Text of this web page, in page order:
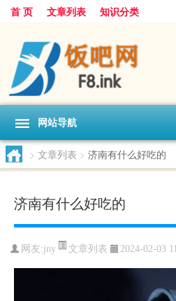
首 页 文章列表 知识分类
网站导航
> 文章列表 > 济南有什么好吃的
济南有什么好吃的
网友:jny 文章列表 2024-02-03